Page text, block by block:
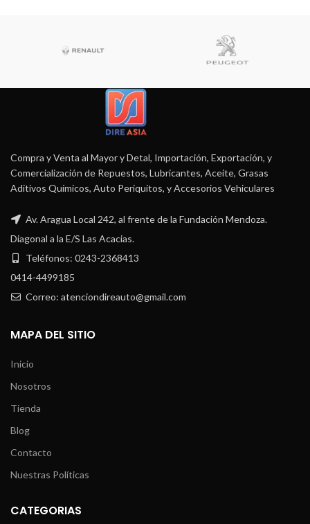
Compra y Venta al Mayor y Detal, Importación, Exportación, y
Comercialización de Repuestos, Lubricantes, Aceite, Grasas
Aditivos Químicos, Auto Periquitos, y Accesorios Vehiculares
Av. Aragua Local 242, al frente de la Fundación Mendoza.
Diagonal a la E/S Las Acacias.
Teléfonos: 0243-2368413
0414-4499185
Correo: atenciondireauto@gmail.com
MAPA DEL SITIO
Inicio
Nosotros
Tienda
Blog
Contacto
Nuestras Políticas
CATEGORIAS